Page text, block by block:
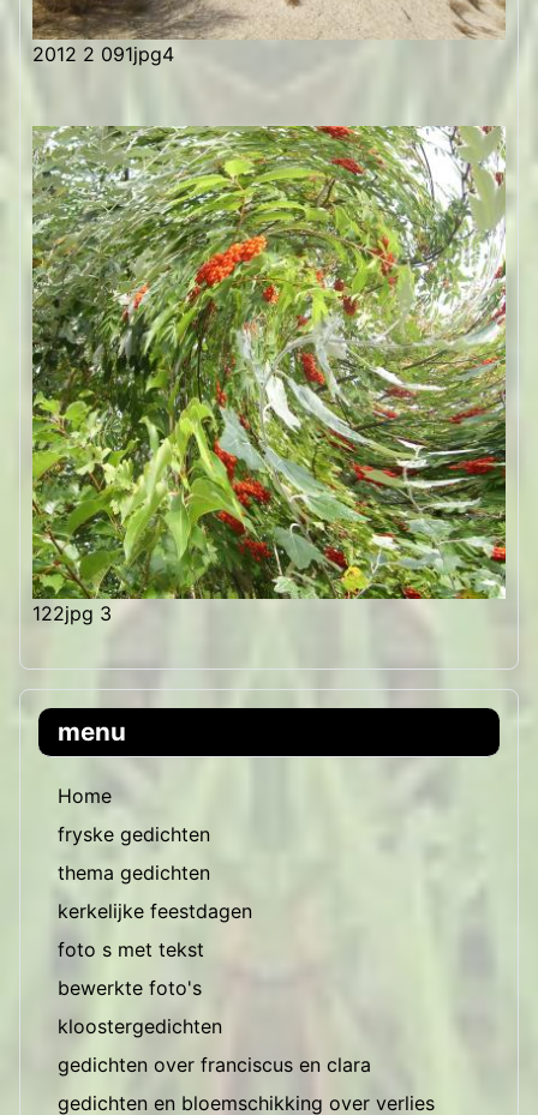
menu
Home
fryske gedichten
thema gedichten
kerkelijke feestdagen
foto s met tekst
bewerkte foto's
kloostergedichten
gedichten over franciscus en clara
gedichten en bloemschikking over verlies
2012 2 091jpg4
122jpg 3